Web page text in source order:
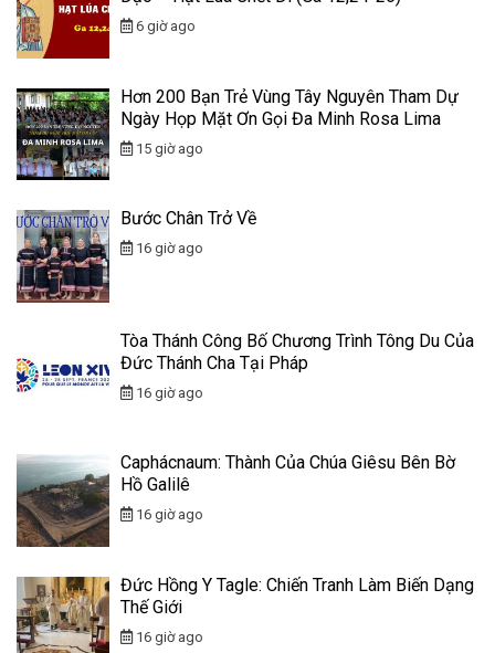
6 giờ ago
Hơn 200 Bạn Trẻ Vùng Tây Nguyên Tham Dự
Ngày Họp Mặt Ơn Gọi Đa Minh Rosa Lima
15 giờ ago
Bước Chân Trở Về
16 giờ ago
Tòa Thánh Công Bố Chương Trình Tông Du Của
Đức Thánh Cha Tại Pháp
16 giờ ago
Caphácnaum: Thành Của Chúa Giêsu Bên Bờ
Hồ Galilê
16 giờ ago
Đức Hồng Y Tagle: Chiến Tranh Làm Biến Dạng
Thế Giới
16 giờ ago